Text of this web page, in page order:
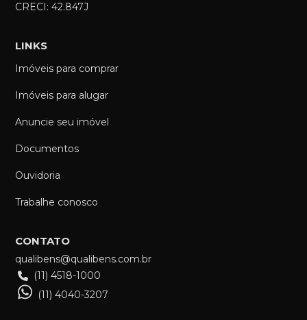
CRECI: 42.847J
LINKS
Imóveis para comprar
Imóveis para alugar
Anuncie seu imóvel
Documentos
Ouvidoria
Trabalhe conosco
CONTATO
qualibens@qualibens.com.br
(11) 4518-1000
(11) 4040-3207